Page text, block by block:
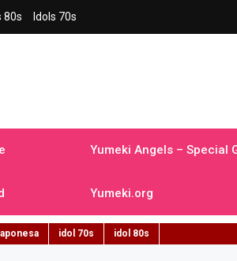
80s Idols 70s
Yumeki Angels – Special
Yumeki.org
idol 70s idol 80s